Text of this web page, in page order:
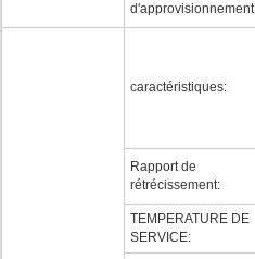
d'approvisionnement
caractéristiques:
Rapport de
rétrécissement:
TEMPERATURE DE
SERVICE: